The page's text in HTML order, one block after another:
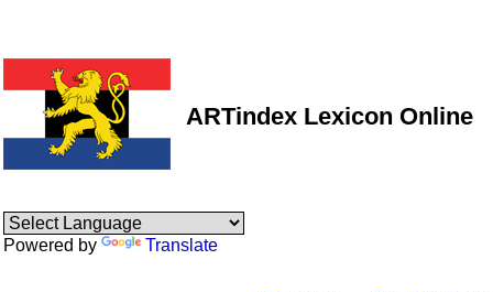
ARTindex Lexicon Online
Powered by Translate